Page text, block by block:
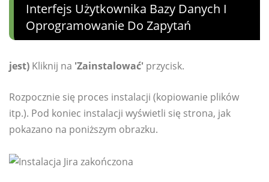
Interfejs Użytkownika Bazy Danych I
Oprogramowanie Do Zapytań
jest) Kliknij na 'Zainstalować' przycisk.
Rozpocznie się proces instalacji (kopiowanie plików
itp.). Pod koniec instalacji wyświetli się strona, jak
pokazano na poniższym obrazku.